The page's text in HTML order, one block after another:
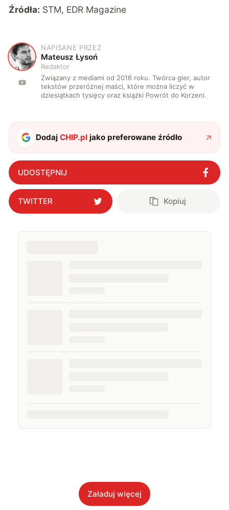
Źródła: STM, EDR Magazine
M
NAPISANE PRZEZ
Mateusz Łysoń
Redaktor
Związany z mediami od 2016 roku. Twórca gier, autor
tekstów przeróżnej maści, które można liczyć w
dziesiątkach tysięcy oraz książki Powrót do Korzeni.
DodajCHIP.pl jako preferowane źródło
UDOSTĘPNIJ
TWITTER Kopiuj
Załaduj więcej